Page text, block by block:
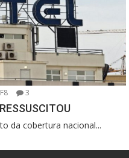
3
da cobertura nacional...